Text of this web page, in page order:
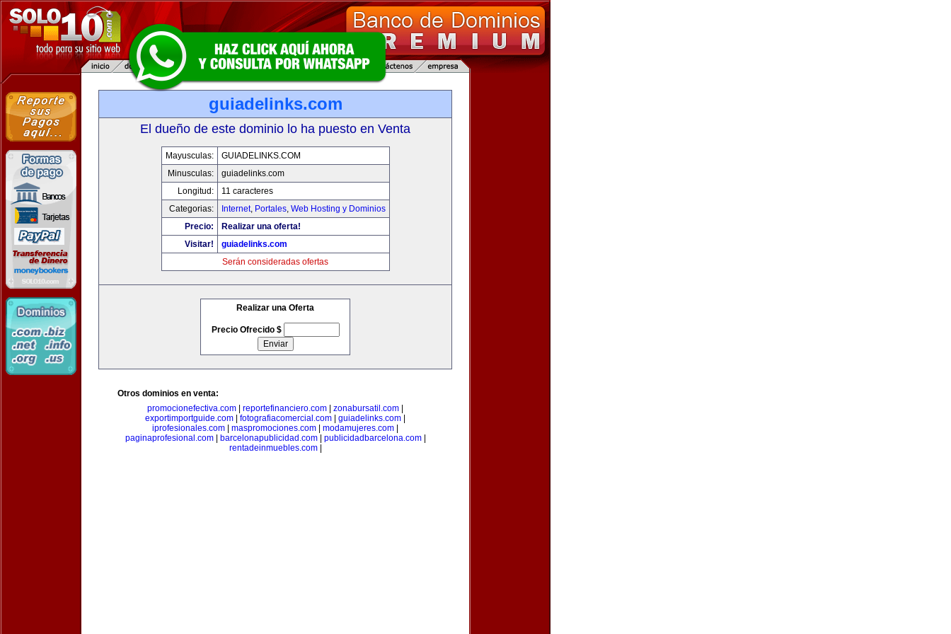
guiadelinks.com
El dueño de este dominio lo ha puesto en Venta
Mayusculas:
GUIADELINKS.COM
Minusculas:
guiadelinks.com
Longitud:
11 caracteres
Categorias:
Internet, Portales, Web Hosting y Dominios
Precio:
Realizar una oferta!
Visitar!
guiadelinks.com
Serán consideradas ofertas
Realizar una Oferta
Precio Ofrecido $
Otros dominios en venta:
promocionefectiva.com
reportefinanciero.com zonabursatil.com
exportimportguide.com
fotografiacomercial.com guiadelinks.com
iprofesionales.com
maspromociones.com modamujeres.com
paginaprofesional.com| barcelonapublicidad.com| publicidadbarcelona.com|
rentadeinmuebles.com|